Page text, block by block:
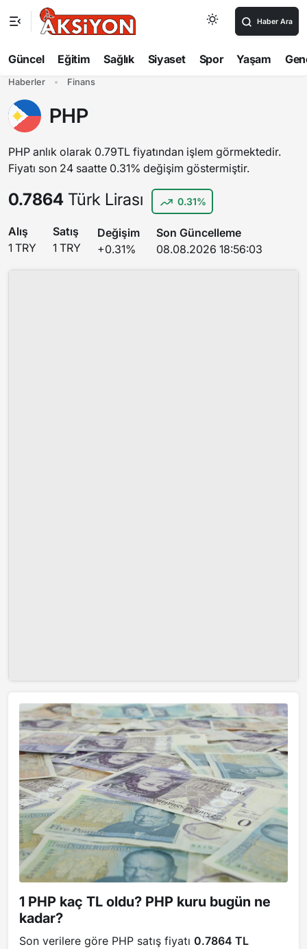
Haber Ara
Güncel Eğitim Sağlık Siyaset Spor Yaşam
Haberler Finans
PHP
PHP anlık olarak 0.79TL fiyatından işlem görmektedir.
Fiyatı son 24 saatte 0.31% değişim göstermiştir.
0.7864 Türk Lirası 0.31%
Alış
1 TRY
Satış
1 TRY
Değişim
+0.31%
Son Güncelleme
08.08.2026 18:56:03
1 PHP kaç TL oldu? PHP kuru bugün ne
kadar?
Son verilere göre PHP satış fiyatı 0.7864 TL